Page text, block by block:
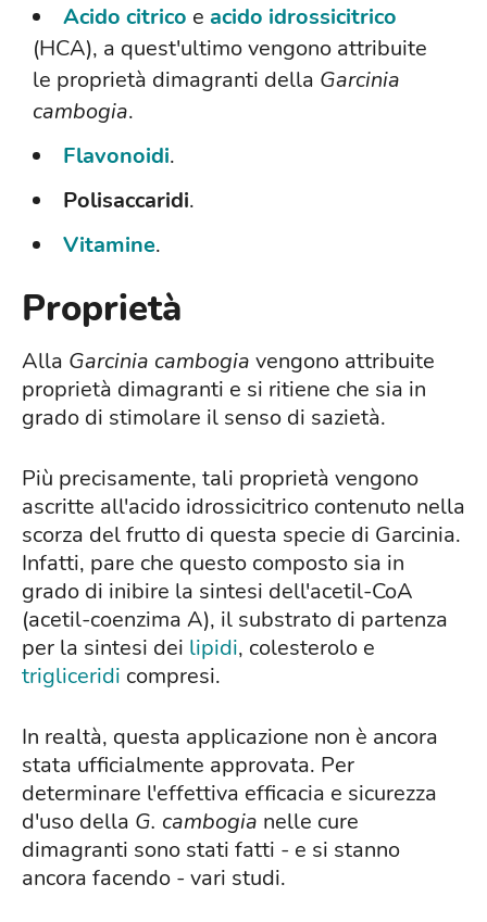
Acido citrico e acido idrossicitrico
(HCA), a quest'ultimo vengono attribuite
le proprietà dimagranti della Garcinia
cambogia.
Flavonoidi.
Polisaccaridi.
Vitamine.
Proprietà
Alla Garcinia cambogia vengono attribuite
proprietà dimagranti e si ritiene che sia in
grado di stimolare il senso di sazietà.
Più precisamente, tali proprietà vengono
ascritte all'acido idrossicitrico contenuto nella
scorza del frutto di questa specie di Garcinia.
Infatti, pare che questo composto sia in
grado di inibire la sintesi dell'acetil-CoA
(acetil-coenzima A), il substrato di partenza
per la sintesi dei lipidi, colesterolo e
trigliceridi compresi.
In realtà, questa applicazione non è ancora
stata ufficialmente approvata. Per
determinare l'effettiva efficacia e sicurezza
d'uso della G. cambogia nelle cure
dimagranti sono stati fatti - e si stanno
ancora facendo - vari studi.